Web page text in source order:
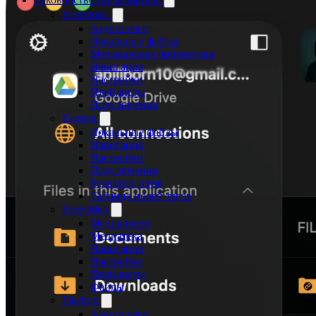
Evermusic
Аудиоплеер
Локальные файлы
Музыкальная библиотека
Навигация
Настройки
Плейлисты
Подключения
Evertag
Локальные файлы
Навигация
Настройки
Подключения
Редактор тегов
Таблица полей тегов
Evervideo
Медиаплеер
Медиатека
Навигация
Настройки
Плейлисты
Файлы
Flacbox